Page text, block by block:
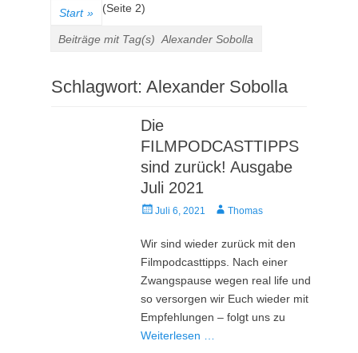
Start »
Beiträge mit Tag(s) Alexander Sobolla
(Seite 2)
Schlagwort: Alexander Sobolla
Die
FILMPODCASTTIPPS
sind zurück! Ausgabe
Juli 2021
Veröffentlicht
Juli 6, 2021 AutorThomas
Wir sind wieder zurück mit den
Filmpodcasttipps. Nach einer
Zwangspause wegen real life und
so versorgen wir Euch wieder mit
Empfehlungen – folgt uns zu
Weiterlesen …